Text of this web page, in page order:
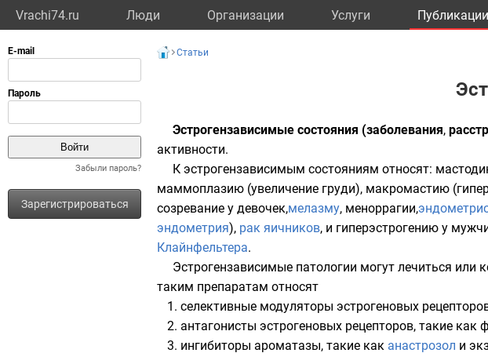
Vrachi74.ru Люди Организации Услуги Публикации
Забыли пароль?
Зарегистрироваться
Статьи
Эстрогензависимые состояния (заболевания,
активности.
К эстрогензависимым состояниям относят:
маммоплазию (увеличение груди), макромастию
созревание у девочек,мелазму, меноррагии,
эндометрия), рак яичников, и гиперэстрогению у
Клайнфельтера.
Эстрогензависимые патологии могут лечиться
таким препаратам относят
селективные модуляторы эстрогеновых
антагонисты эстрогеновых рецепторов, такие как
ингибиторы ароматазы, такие как анастрозол и